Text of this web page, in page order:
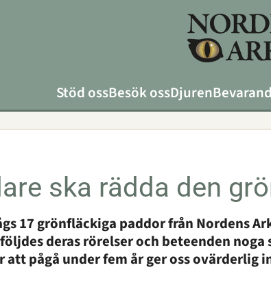
Stöd ossBesök ossDjuren
ska rädda den
17 grönfläckiga paddor från Nordens
deras rörelser och beteenden
att pågå under fem år ger oss ovärderlig